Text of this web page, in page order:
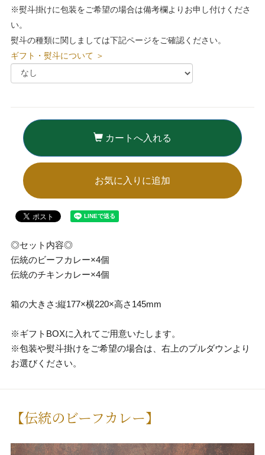
※熨斗掛けに包装をご希望の場合は備考欄よりお申し付けくださ
い。
熨斗の種類に関しましては下記ページをご確認ください。
ギフト・熨斗について ＞
カートへ入れる
お気に入りに追加
◎セット内容◎
伝統のビーフカレー×4個
伝統のチキンカレー×4個
箱の大きさ:縦177×横220×高さ145mm
※ギフトBOXに入れてご用意いたします。
※包装や熨斗掛けをご希望の場合は、右上のプルダウンより
お選びください。
【伝統のビーフカレー】